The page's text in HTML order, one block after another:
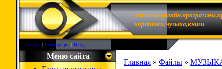
Фильмы
картинки,музыка,книги
Главная|Регистрация|Вход
Меню сайта
Главная » Файлы »